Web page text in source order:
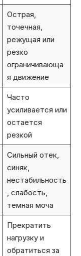
Острая,
точечная,
режущая или
резко
ограничивающа
я движение
Часто
усиливается или
остается
резкой
Сильный отек,
синяк,
нестабильность
, слабость,
темная моча
Прекратить
нагрузку и
обратиться за